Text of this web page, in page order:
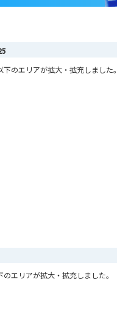
のエリアが拡大・拡充しました。
エリアが拡大・拡充しました。